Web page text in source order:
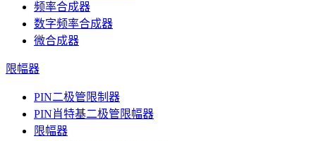
频率合成器
数字频率合成器
微合成器
限幅器
PIN二极管限制器
PIN肖特基二极管限幅器
限幅器